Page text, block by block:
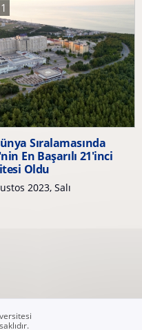
Sıralamasında
En Başarılı 21'inci
Oldu
2023, Salı